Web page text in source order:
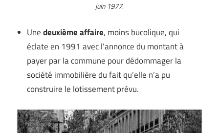
juin 1977.
Unedeuxième affaire, moins bucolique, qui
éclate en 1991 avec l’annonce du montant à
payer par la commune pour dédommager la
société immobilière du fait qu’elle n’a pu
construire le lotissement prévu.